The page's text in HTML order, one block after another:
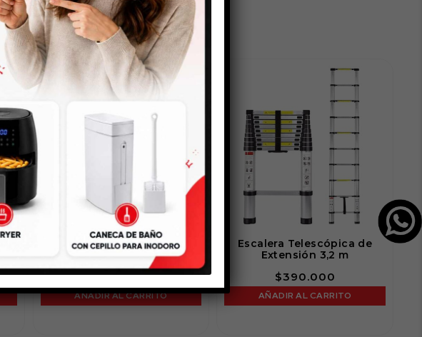
Cava Nevera 13 Litros
$89.000
AÑADIR AL CARRITO
Escalera Telescópica de
Extensión 3,2 m
$390.000
AÑADIR AL CARRITO